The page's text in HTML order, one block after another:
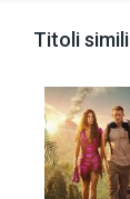
Titoli simili